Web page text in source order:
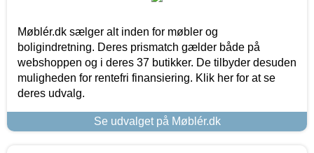
Møblér.dk sælger alt inden for møbler og
boligindretning. Deres prismatch gælder både på
webshoppen og i deres 37 butikker. De tilbyder desuden
muligheden for rentefri finansiering. Klik her for at se
deres udvalg.
Se udvalget på Møblér.dk